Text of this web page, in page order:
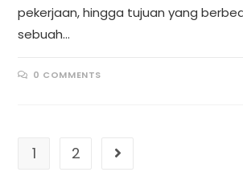
pekerjaan, hingga tujuan yang
sebuah…
0 COMMENTS
1 2 Go to the next page